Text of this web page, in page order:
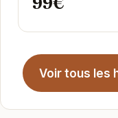
Voir tous les